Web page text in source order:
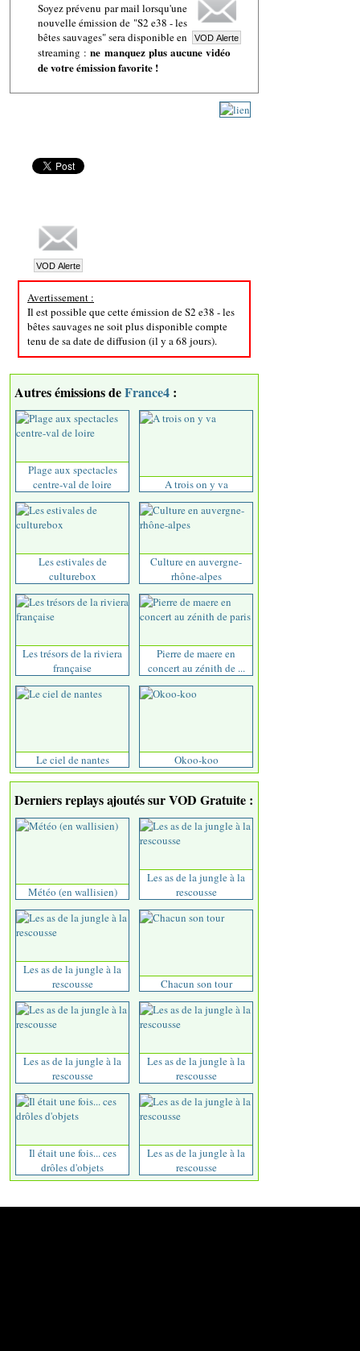
Soyez prévenu par mail lorsqu'une
nouvelle émission de "S2 e38 - les
bêtes sauvages" sera disponible en
streaming :ne manquez plus aucune vidéo
de votre émission favorite !
Avertissement :
Il est possible que cette émission de S2 e38 - les
bêtes sauvages ne soit plus disponible compte
tenu de sa date de diffusion (il y a 68 jours).
Autres émissions deFrance4 :
Plage aux spectacles
centre-val de loire
A trois on y va
Les estivales de
culturebox
Culture en auvergne-
rhône-alpes
Les trésors de la riviera
française
Pierre de maere en
concert au zénith de ...
Le ciel de nantes Okoo-koo
Derniers replays ajoutés sur VOD Gratuite :
Météo (en wallisien)
Les as de la jungle à la
rescousse
Les as de la jungle à la
rescousse
Chacun son tour
Les as de la jungle à la
rescousse
Les as de la jungle à la
rescousse
Il était une fois... ces
drôles d'objets
Les as de la jungle à la
rescousse